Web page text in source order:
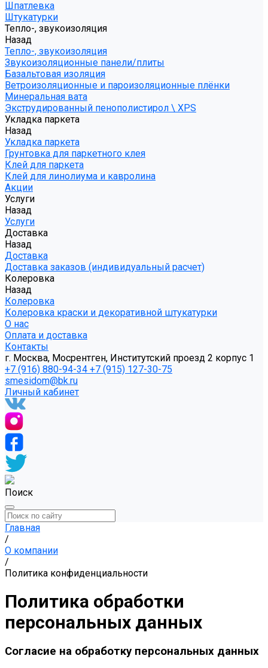
Шпатлевка
Штукатурки
Тепло-, звукоизоляция
Назад
Тепло-, звукоизоляция
Звукоизоляционные панели/плиты
Базальтовая изоляция
Ветроизоляционные и пароизоляционные плёнки
Минеральная вата
Экструдированный пенополистирол \ XPS
Укладка паркета
Назад
Укладка паркета
Грунтовка для паркетного клея
Клей для паркета
Клей для линолиума и кавролина
Акции
Услуги
Назад
Услуги
Доставка
Назад
Доставка
Доставка заказов (индивидуальный расчет)
Колеровка
Назад
Колеровка
Колеровка краски и декоративной штукатурки
О нас
Оплата и доставка
Контакты
г. Москва, Мосрентген, Институтский проезд 2 корпус 1
+7 (916) 880-94-34 +7 (915) 127-30-75
smesidom@bk.ru
Личный кабинет
Поиск
Главная
/
О компании
/
Политика конфиденциальности
Политика обработки
персональных данных
Согласие на обработку персональных данных